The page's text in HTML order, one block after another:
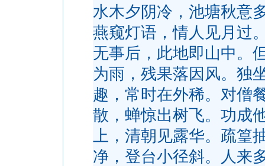
水木夕阴冷，池塘秋意
燕窥灯语，情人见月过
无事后，此地即山中。
为雨，残果落因风。独
趣，常时在外稀。对僧
散，蝉惊出树飞。功成
上，清朝见露华。疏篁
净，登台小径斜。人来